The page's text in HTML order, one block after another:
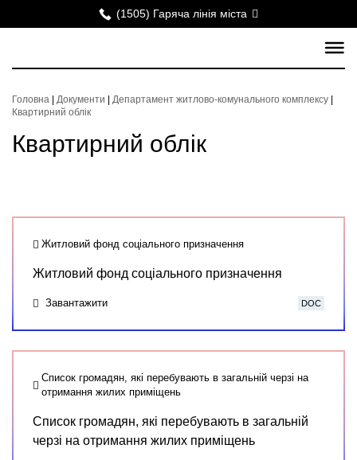
(1505) Гаряча лінія міста
Головна Документи Департамент житлово-комунального комплексу
Квартирний облік
Квартирний облік
Житловий фонд соціального призначення
Житловий фонд соціального призначення
Завантажити DOC
Список громадян, які перебувають в загальній черзі на
отримання жилих приміщень
Список громадян, які перебувають в загальній
черзі на отримання жилих приміщень